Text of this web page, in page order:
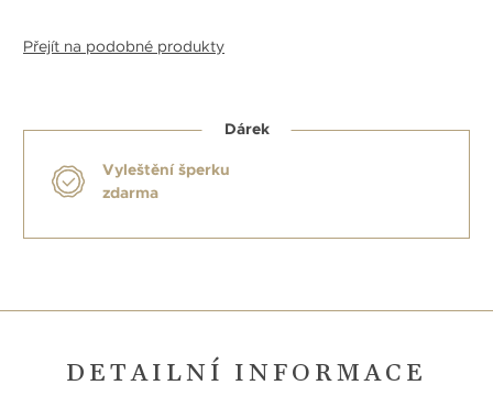
Přejít na podobné produkty
Dárek
Vyleštění šperku
zdarma
DETAILNÍ INFORMACE